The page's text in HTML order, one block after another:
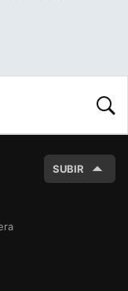
SUBIR